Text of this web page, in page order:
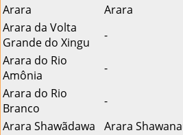
Arara
Arara
Arara da Volta
Grande do Xingu
-
Arara do Rio
Amônia
-
Arara do Rio
Branco
-
Arara Shawãdawa
Arara